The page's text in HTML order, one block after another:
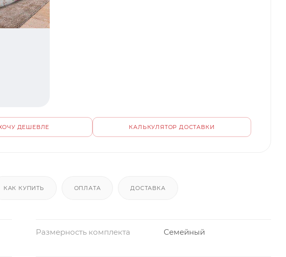
ДЕШЕВЛЕ КАЛЬКУЛЯТОР ДОСТАВКИ
КАК КУПИТЬ ОПЛАТА ДОСТАВКА
Размерность комплекта Семейный